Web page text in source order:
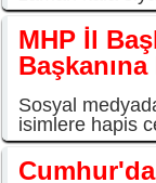
MHP İl
Sosyal
isimlere hapis
Cumhur'da